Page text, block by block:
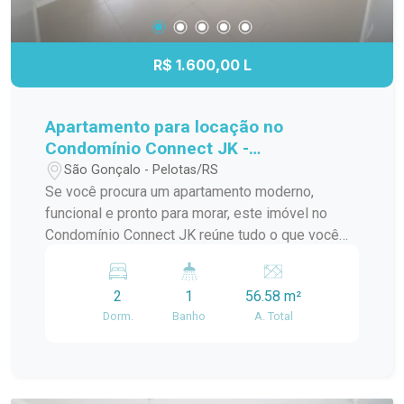
R$ 1.600,00 L
Apartamento para locação no
Condomínio Connect JK -
Modernidade, conforto e excelente
localização
São Gonçalo - Pelotas/RS
Se você procura um apartamento moderno,
funcional e pronto para morar, este imóvel no
Condomínio Connect JK reúne tudo o que você
iluminação natural e uma localização estratégica,
é a opção ideal para quem busca praticidade no
dia a dia sem abrir mão do conforto. O
2
Dorm.
1
Banho
56.58 m²
A. Total